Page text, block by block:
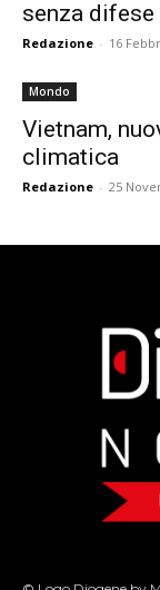
senza difese
Redazione - 16
Mondo
Vietnam,
climatica
Redazione - 25